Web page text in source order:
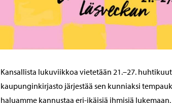
Kansallista lukuviikkoa vietetään 21.–27.
kaupunginkirjasto järjestää sen kunniaksi
haluamme kannustaa eri-ikäisiä ihmisiä lukemaan.